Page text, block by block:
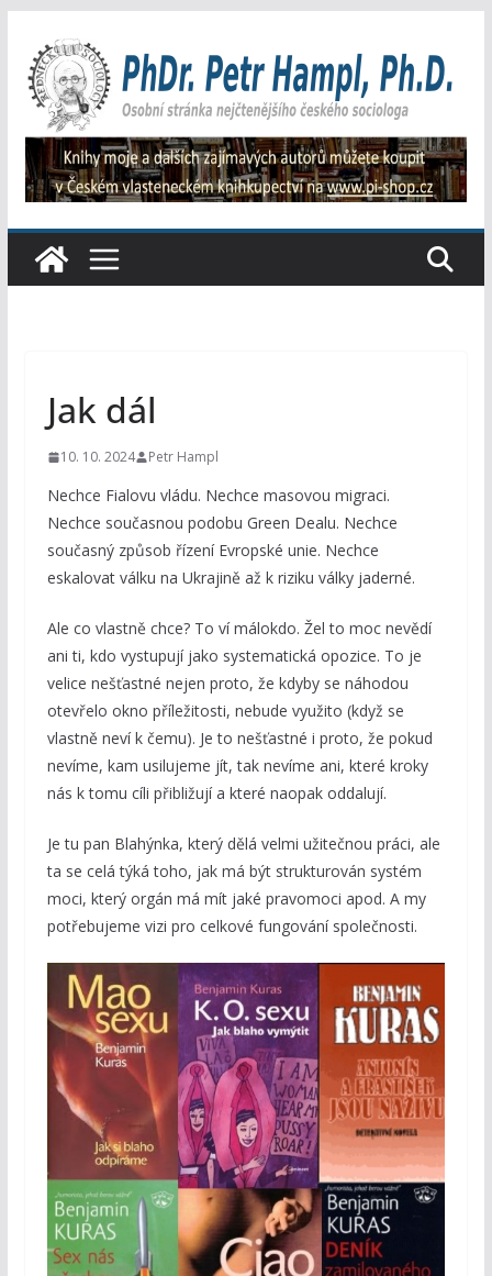
obsah
Jak dál
10. 10. 2024 Petr Hampl
Nechce Fialovu vládu. Nechce masovou migraci.
Nechce současnou podobu Green Dealu. Nechce
současný způsob řízení Evropské unie. Nechce
eskalovat válku na Ukrajině až k riziku války jaderné.
Ale co vlastně chce? To ví málokdo. Žel to moc nevědí
ani ti, kdo vystupují jako systematická opozice. To je
velice nešťastné nejen proto, že kdyby se náhodou
otevřelo okno příležitosti, nebude využito (když se
vlastně neví k čemu). Je to nešťastné i proto, že pokud
nevíme, kam usilujeme jít, tak nevíme ani, které kroky
nás k tomu cíli přibližují a které naopak oddalují.
Je tu pan Blahýnka, který dělá velmi užitečnou práci, ale
ta se celá týká toho, jak má být strukturován systém
moci, který orgán má mít jaké pravomoci apod. A my
potřebujeme vizi pro celkové fungování společnosti.